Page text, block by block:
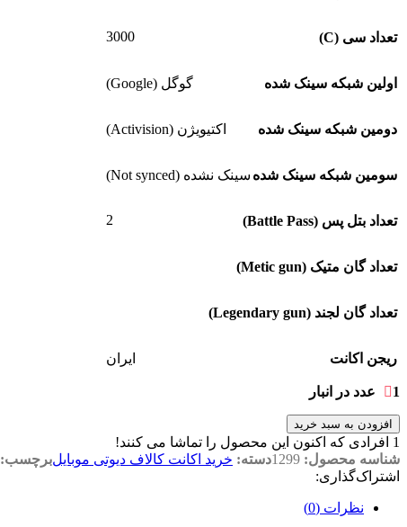
تعداد سی (C) 3000
اولین شبکه سینک شده گوگل (Google)
دومین شبکه سینک شده اکتیویژن (Activision)
سومین شبکه سینک شده سینک نشده (Not synced)
تعداد بتل پس (Battle Pass) 2
تعداد گان متیک (Metic gun)
تعداد گان لجند (Legendary gun)
ریجن اکانت ایران
1 عدد در انبار
افزودن به سبد خرید
1 افرادی که اکنون این محصول را تماشا می کنند!
شناسه محصول: 1299دسته: خرید اکانت کالاف دیوتی موبایلبرچسب:
اشتراک‌گذاری:
نظرات (0)